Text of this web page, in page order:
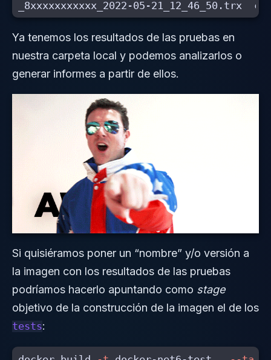
Ya tenemos los resultados de las pruebas en
nuestra carpeta local y podemos analizarlos o
generar informes a partir de ellos.
Si quisiéramos poner un “nombre” y/o versión a
la imagen con los resultados de las pruebas
podríamos hacerlo apuntando como stage
objetivo de la construcción de la imagen el de los
tests: